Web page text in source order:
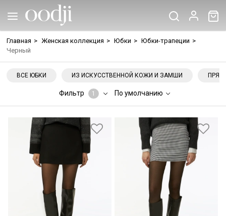
Главная > Женская коллекция > Юбки > Юбки-трапеции >
Черный
ВСЕ ЮБКИ ИЗ ИСКУССТВЕННОЙ КОЖИ И ЗАМШИ
Фильтр 1 По умолчанию